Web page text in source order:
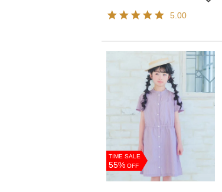
5.00
TIME SALE
55% OFF